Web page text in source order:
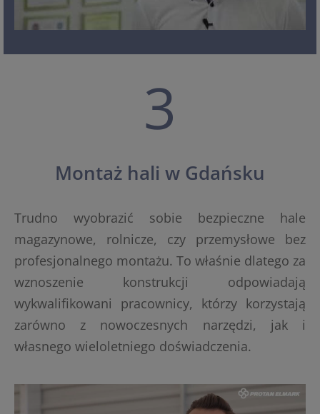
3
Montaż hali w Gdańsku
Trudno wyobrazić sobie bezpieczne hale
magazynowe, rolnicze, czy przemysłowe bez
profesjonalnego montażu. To właśnie dlatego za
wznoszenie konstrukcji odpowiadają
wykwalifikowani pracownicy, którzy korzystają
zarówno z nowoczesnych narzędzi, jak i
własnego wieloletniego doświadczenia.